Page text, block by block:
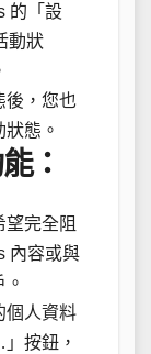
的「設
動狀
後，您也
態。
：
望完全阻
內容或與
個人資料
按鈕，